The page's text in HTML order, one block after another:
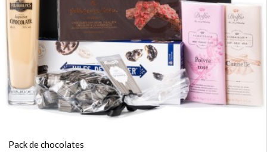
Pack de chocolates